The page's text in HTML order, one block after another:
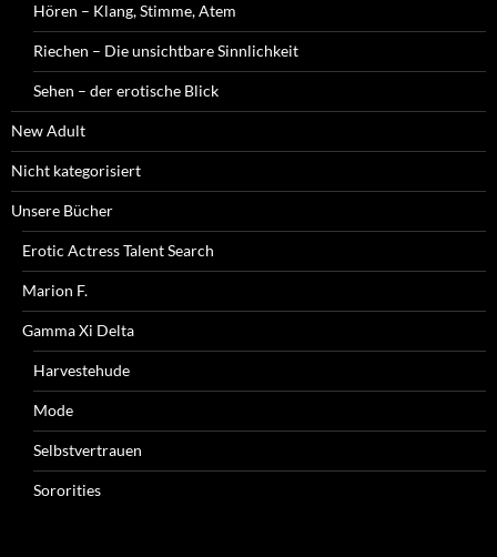
Hören – Klang, Stimme, Atem
Riechen – Die unsichtbare Sinnlichkeit
Sehen – der erotische Blick
New Adult
Nicht kategorisiert
Unsere Bücher
Erotic Actress Talent Search
Marion F.
Gamma Xi Delta
Harvestehude
Mode
Selbstvertrauen
Sororities